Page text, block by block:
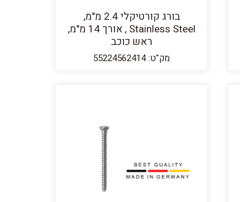
בורג קורטיקלי 2.4 מ"מ,
Stainless Steel , אורך 14 מ"מ,
ראש כוכב
מק"ט: 55224562414